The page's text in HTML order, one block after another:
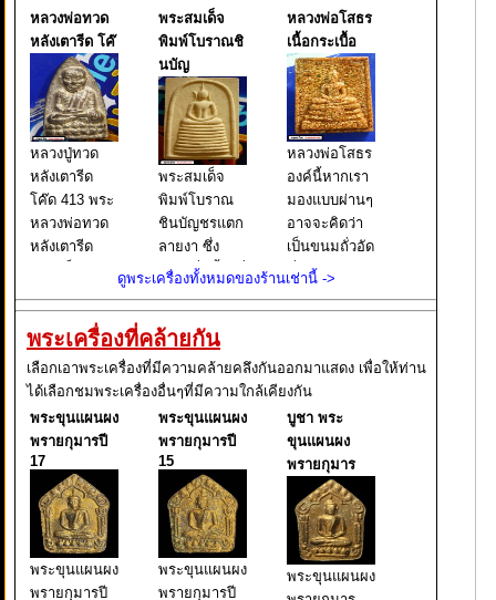
หลวงพ่อทวด
หลังเตารีด โค๊
หลวงปู่ทวด
หลังเตารีด
โค๊ด 413 พระ
หลวงพ่อทวด
หลังเตารีด
ธรรมดา ปี
๒๕๐๕ นับเป็น
พระยอดนิยม
อีกรุ่นหนึ่งใน
ตระกูล พระ
หลวงพ่อทวด
พระสมเด็จ
พิมพ์โบราณชิ
นบัญ
พระสมเด็จ
พิมพ์โบราณ
ชินบัญชรแตก
ลายงา ซึ่ง
เขียนชื่อนี้ไว้ที่
พระ และยังมี
เขียนต่อไปอีก
ว่า ผงเก่าสม
เด็จพุฒาจารย์
โต พรหมรังสี
มหาเถราจาร
ย์ แห่งกร
หลวงพ่อโสธร
เนื้อกระเบื้อ
หลวงพ่อโสธร
องค์นี้หากเรา
มองแบบผ่านๆ
อาจจะคิดว่า
เป็นขนมถั่วอัด
ที่เราเคยกิน
แล้วนั่นคือ
โสธร พิมพ์
หลังคา
กระเบื้องโบสถ์
ซึ่งหากเราใช้ว
ดูพระเครื่องทั้งหมดของร้านเช่านี้ ->
พระเครื่องที่คล้ายกัน
เลือกเอาพระเครื่องที่มีความคล้ายคลึงกันออกมาแสดง เพื่อให้ท่าน
ได้เลือกชมพระเครื่องอื่นๆที่มีความใกล้เคียงกัน
พระขุนแผนผง
พรายกุมารปี
17
พระขุนแผนผง
พรายกุมารปี
พระขุนแผนผง
พรายกุมารปี
15
พระขุนแผนผง
พรายกุมารปี
บูชา พระ
ขุนแผนผง
พรายกุมาร
พระขุนแผนผง